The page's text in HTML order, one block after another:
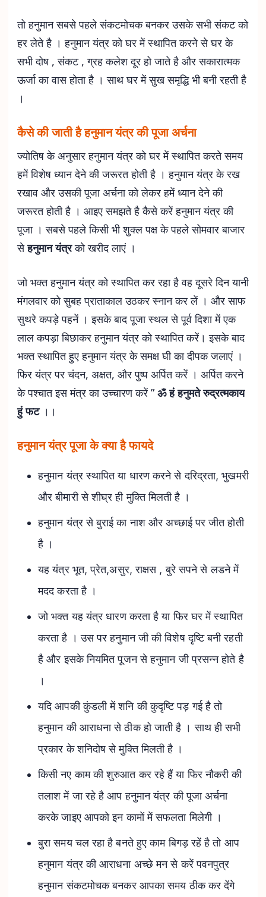
तो हनुमान सबसे पहले संकटमोचक बनकर उसके सभी संकट को
हर लेते है । हनुमान यंत्र को घर में स्थापित करने से घर के
सभी दोष , संकट , ग्रह कलेश दूर हो जाते है और सकारात्मक
ऊर्जा का वास होता है । साथ घर में सुख समृद्धि भी बनी रहती है
।
कैसे की जाती है हनुमान यंत्र की पूजा अर्चना
ज्योतिष के अनुसार हनुमान यंत्र को घर में स्थापित करते समय
हमें विशेष ध्यान देने की जरूरत होती है । हनुमान यंत्र के रख
रखाव और उसकी पूजा अर्चना को लेकर हमें ध्यान देने की
जरूरत होती है । आइए समझते है कैसे करें हनुमान यंत्र की
पूजा । सबसे पहले किसी भी शुक्ल पक्ष के पहले सोमवार बाजार
सेहनुमान यंत्रको खरीद लाएं ।
जो भक्त हनुमान यंत्र को स्थापित कर रहा है वह दूसरे दिन यानी
मंगलवार को सुबह प्राताकाल उठकर स्नान कर लें । और साफ
सुथरे कपड़े पहनें । इसके बाद पूजा स्थल से पूर्व दिशा में एक
लाल कपड़ा बिछाकर हनुमान यंत्र को स्थापित करें। इसके बाद
भक्त स्थापित हुए हनुमान यंत्र के समक्ष घी का दीपक जलाएं ।
फिर यंत्र पर चंदन, अक्षत, और पुष्प अर्पित करें । अर्पित करने
के पश्चात इस मंत्र का उच्चारण करें ”ॐ हं हनुमते रुद्रत्मकाय
हुं फट।।
हनुमान यंत्र पूजा के क्या है फायदे
हनुमान यंत्र स्थापित या धारण करने से दरिद्रता, भुखमरी
और बीमारी से शीघ्र ही मुक्ति मिलती है ।
हनुमान यंत्र से बुराई का नाश और अच्छाई पर जीत होती
है ।
यह यंत्र भूत, प्रेत,असुर, राक्षस , बुरे सपने से लडने में
मदद करता है ।
जो भक्त यह यंत्र धारण करता है या फिर घर में स्थापित
करता है । उस पर हनुमान जी की विशेष दृष्टि बनी रहती
है और इसके नियमित पूजन से हनुमान जी प्रसन्न होते है
।
यदि आपकी कुंडली में शनि की कुदृष्टि पड़ गई है तो
हनुमान की आराधना से ठीक हो जाती है । साथ ही सभी
प्रकार के शनिदोष से मुक्ति मिलती है ।
किसी नए काम की शुरुआत कर रहे हैं या फिर नौकरी की
तलाश में जा रहे है आप हनुमान यंत्र की पूजा अर्चना
करके जाइए आपको इन कामों में सफलता मिलेगी ।
बुरा समय चल रहा है बनते हुए काम बिगड़ रहें है तो आप
हनुमान यंत्र की आराधना अच्छे मन से करें पवनपुत्र
हनुमान संकटमोचक बनकर आपका समय ठीक कर देंगे